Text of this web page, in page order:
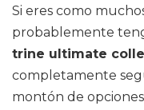
Si eres como
probablemente
trine ultimate
completamente
montón de